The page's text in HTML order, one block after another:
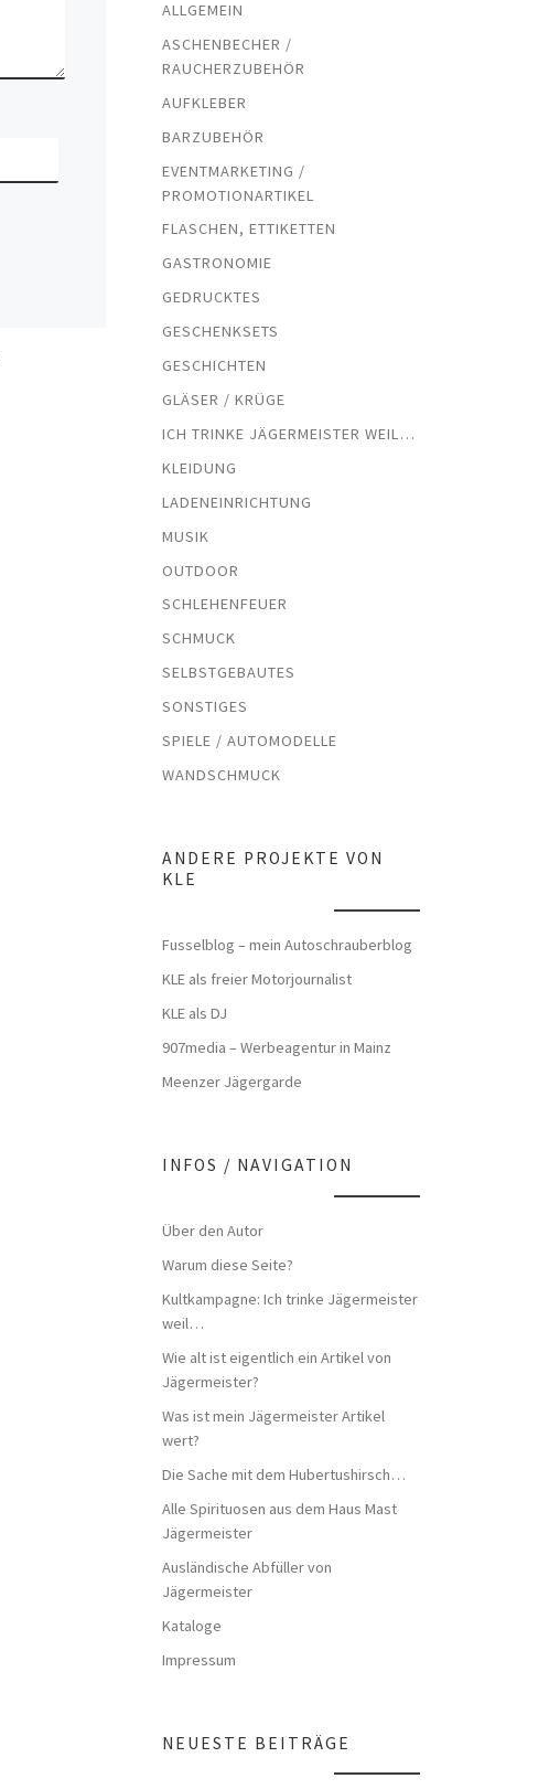
ALLGEMEIN
ASCHENBECHER /
RAUCHERZUBEHÖR
AUFKLEBER
BARZUBEHÖR
EVENTMARKETING /
PROMOTIONARTIKEL
FLASCHEN, ETTIKETTEN
GASTRONOMIE
GEDRUCKTES
GESCHENKSETS
GESCHICHTEN
GLÄSER / KRÜGE
ICH TRINKE JÄGERMEISTER WEIL…
KLEIDUNG
LADENEINRICHTUNG
MUSIK
OUTDOOR
SCHLEHENFEUER
SCHMUCK
SELBSTGEBAUTES
SONSTIGES
SPIELE / AUTOMODELLE
WANDSCHMUCK
ANDERE PROJEKTE VON
KLE
Fusselblog – mein Autoschrauberblog
KLE als freier Motorjournalist
KLE als DJ
907media – Werbeagentur in Mainz
Meenzer Jägergarde
INFOS / NAVIGATION
Über den Autor
Warum diese Seite?
Kultkampagne: Ich trinke Jägermeister
weil…
Wie alt ist eigentlich ein Artikel von
Jägermeister?
Was ist mein Jägermeister Artikel
wert?
Die Sache mit dem Hubertushirsch…
Alle Spirituosen aus dem Haus Mast
Jägermeister
Ausländische Abfüller von
Jägermeister
Kataloge
Impressum
NEUESTE BEITRÄGE